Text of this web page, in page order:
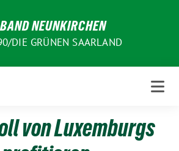
NEUNKIRCHEN
DIE GRÜNEN SAARLAND
von Luxemburgs